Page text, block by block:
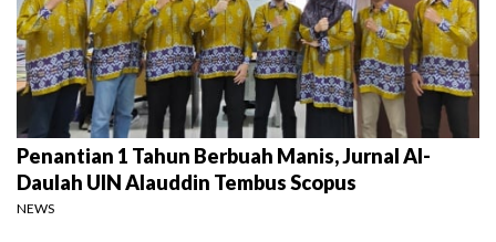
Penantian 1 Tahun Berbuah Manis, Jurnal Al-
Daulah UIN Alauddin Tembus Scopus
NEWS